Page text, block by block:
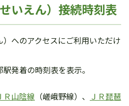
いえん）接続時刻表
へのアクセスにご利用いただけ
発着の時刻表を表示。
Ｒ山陰線 （嵯峨野線）、 ＪＲ琵琶